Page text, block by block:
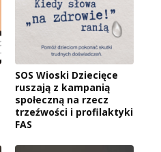
SOS Wioski Dziecięce
ruszają z kampanią
społeczną na rzecz
trzeźwości i profilaktyki
FAS